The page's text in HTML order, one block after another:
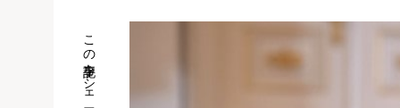
この記事をシェア